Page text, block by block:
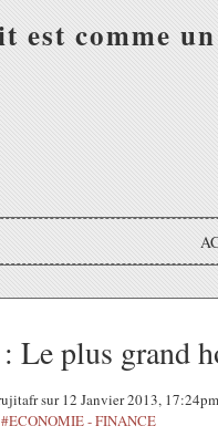
est comme
Le plus grand
sur 12 Janvier 2013, 17:24pm
#ECONOMIE - FINANCE